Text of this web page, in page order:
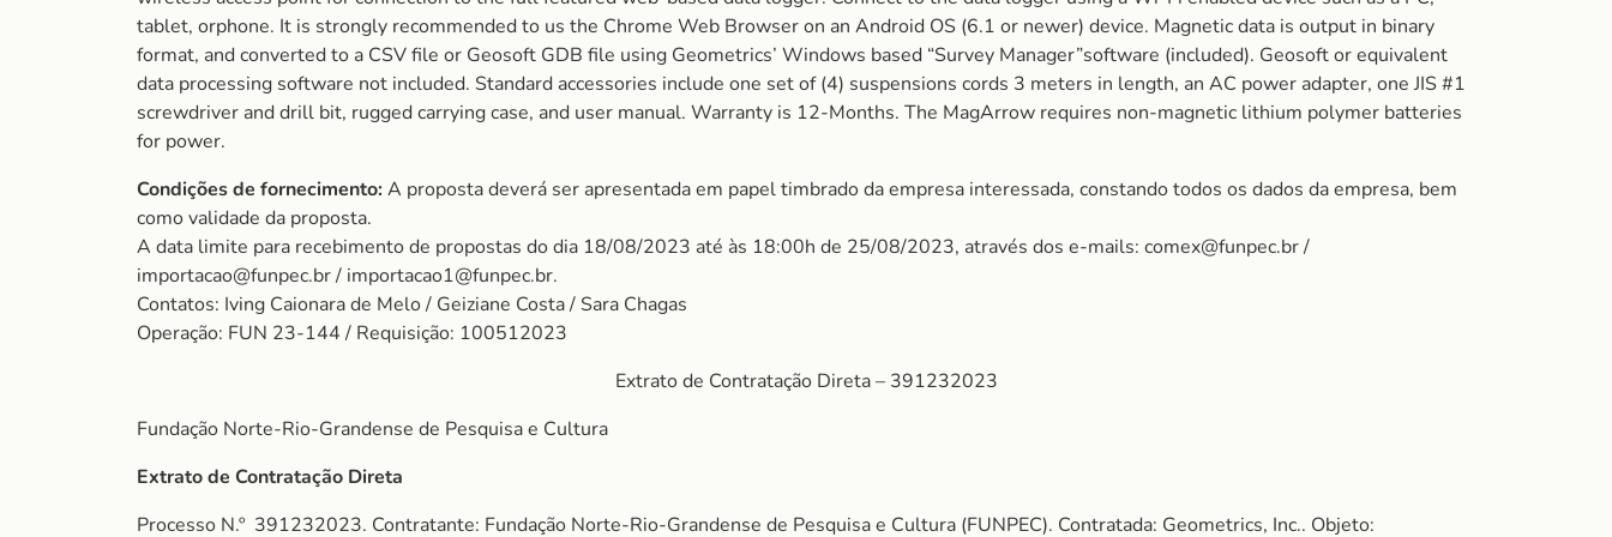
tablet, orphone. It is strongly recommended to us the Chrome Web Browser on an Android OS (6.1 or newer) device. Magnetic data is output in binary
format, and converted to a CSV file or Geosoft GDB file using Geometrics’ Windows based “Survey Manager”software (included). Geosoft or equivalent
data processing software not included. Standard accessories include one set of (4) suspensions cords 3 meters in length, an AC power adapter, one JIS #1
screwdriver and drill bit, rugged carrying case, and user manual. Warranty is 12-Months. The MagArrow requires non-magnetic lithium polymer batteries
for power.
Condições de fornecimento:A proposta deverá ser apresentada em papel timbrado da empresa interessada, constando todos os dados da empresa, bem
como validade da proposta.
A data limite para recebimento de propostas do dia 18/08/2023 até às 18:00h de 25/08/2023, através dos e-mails: comex@funpec.br /
importacao@funpec.br / importacao1@funpec.br.
Contatos: Iving Caionara de Melo / Geiziane Costa / Sara Chagas
Operação: FUN 23-144 / Requisição: 100512023
Extrato de Contratação Direta – 391232023
Fundação Norte-Rio-Grandense de Pesquisa e Cultura
Extrato de Contratação Direta
Processo N.º 391232023. Contratante: Fundação Norte-Rio-Grandense de Pesquisa e Cultura (FUNPEC). Contratada: Geometrics, Inc.. Objeto: